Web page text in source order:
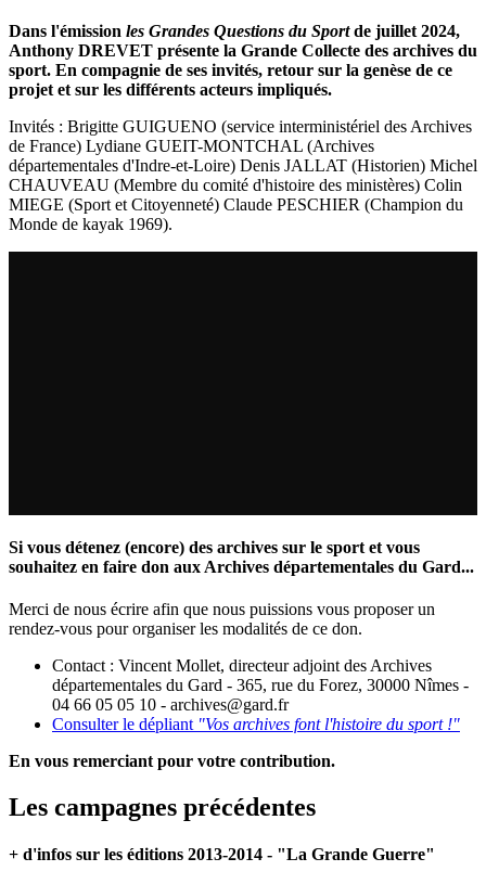
Dans l'émission les Grandes Questions du Sportde juillet 2024,
Anthony DREVET présente la Grande Collecte des archives du
sport. En compagnie de ses invités, retour sur la genèse de ce
projet et sur les différents acteurs impliqués.
Invités : Brigitte GUIGUENO (service interministériel des Archives
de France) Lydiane GUEIT-MONTCHAL (Archives
départementales d'Indre-et-Loire) Denis JALLAT (Historien) Michel
CHAUVEAU (Membre du comité d'histoire des ministères) Colin
MIEGE (Sport et Citoyenneté) Claude PESCHIER (Champion du
Monde de kayak 1969).
Si vous détenez (encore) des archives sur le sport et vous
souhaitez en faire don aux Archives départementales du Gard...
Merci de nous écrire afin que nous puissions vous proposer un
rendez-vous pour organiser les modalités de ce don.
Contact : Vincent Mollet, directeur adjoint des Archives
départementales du Gard - 365, rue du Forez, 30000 Nîmes -
04 66 05 05 10 - archives@gard.fr
Consulter le dépliant "Vos archives font l'histoire du sport !"
En vous remerciant pour votre contribution.
Les campagnes précédentes
+ d'infos sur les éditions 2013-2014 - "La Grande Guerre"